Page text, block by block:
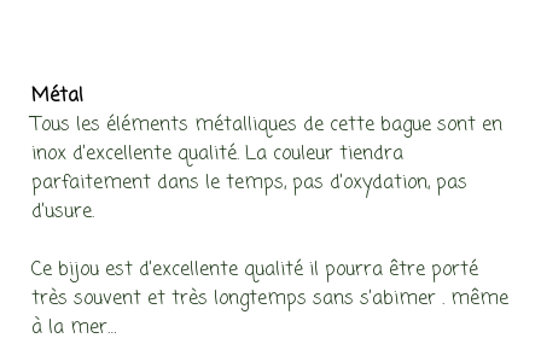
Métal
Tous les éléments métalliques de cette bague sont en
inox d’excellente qualité. La couleur tiendra
parfaitement dans le temps, pas d’oxydation, pas
d’usure.
Ce bijou est d’excellente qualité il pourra être porté
très souvent et très longtemps sans s’abimer . même
à la mer…